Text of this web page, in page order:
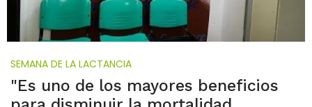
SEMANA DE LA LACTANCIA
"Es uno de los mayores beneficios